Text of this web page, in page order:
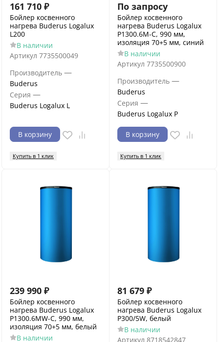
161 710 ₽
Бойлер косвенного
нагрева Buderus Logalux
L200
В наличии
Артикул 7735500049
Производитель —
Buderus
Серия —
Buderus Logalux L
В корзину
Купить в 1 клик
По запросу
Бойлер косвенного
нагрева Buderus Logalux
P1300.6M-C, 990 мм,
изоляция 70+5 мм, синий
В наличии
Артикул 7735500900
Производитель —
Buderus
Серия —
Buderus Logalux P
В корзину
Купить в 1 клик
239 990 ₽
Бойлер косвенного
нагрева Buderus Logalux
P1300.6MW-C, 990 мм,
изоляция 70+5 мм, белый
В наличии
81 679 ₽
Бойлер косвенного
нагрева Buderus Logalux
P300/5W, белый
В наличии
Артикул 8718542847